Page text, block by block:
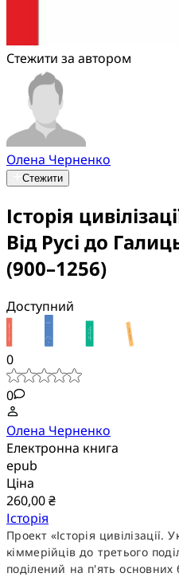
Стежити за автором
Олена Черненко
Стежити
Історія
Від Русі до
(900–1256)
Доступний
0
0
Олена Черненко
Електронна книга
epub
Ціна
260,00 ₴
Історія
Проект «Історія цивілізації.
кіммерійців до третього
поділений на п'ять основних